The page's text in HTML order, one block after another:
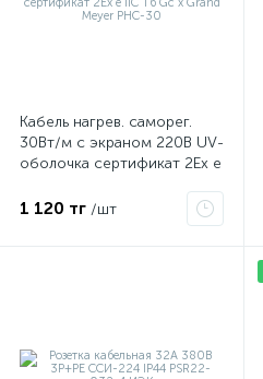
Кабель нагрев. саморег.
30Вт/м с экраном 220В UV-
оболочка сертификат 2Ex e
PHC-30
1 120 тг /шт